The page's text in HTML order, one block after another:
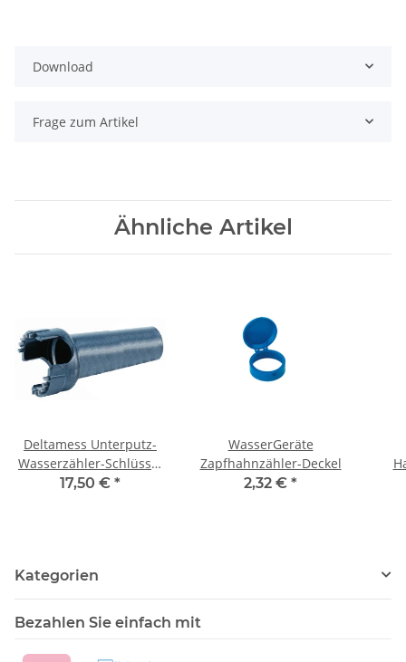
Download
Frage zum Artikel
Ähnliche Artikel
Deltamess Unterputz-
Wasserzähler-Schlüssel
TKS
17,50 € *
WasserGeräte
Zapfhahnzähler-Deckel
2,32 € *
Kategorien
Bezahlen Sie einfach mit